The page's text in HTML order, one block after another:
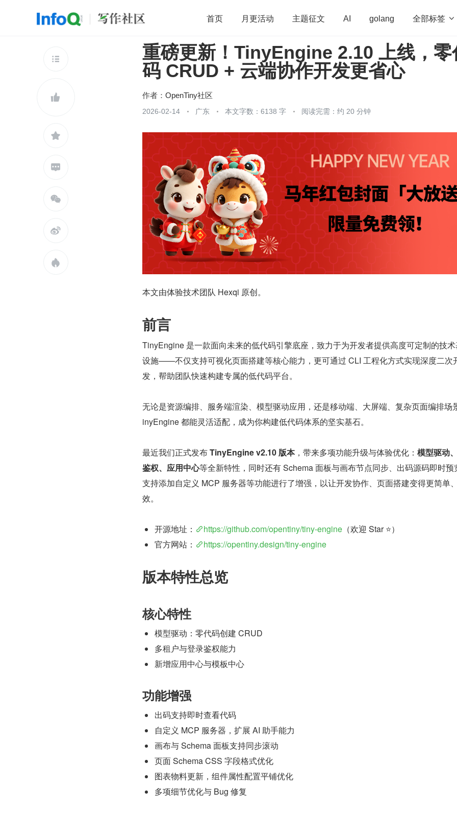
首页 月更活动 主题征文 AI golang 全部标签 
开源 架构 OpenHarmony 算法 学习方法 Web3.0 高
团队管理 程序员 运维 深度思考 低代码
查看更多







重磅更新！TinyEngine 2.10 上线，零
码 CRUD + 云端协作开发更省心
作者： OpenTiny社区
2026-02-14 广东 本文字数：6138 字 阅读完需：约 20 分钟
本文由体验技术团队 Hexqi 原创。
前言
TinyEngine 是一款面向未来的低代码引擎底座，致力于为开发者提供高度可定制的技
设施——不仅支持可视化页面搭建等核心能力，更可通过 CLI 工程化方式实现深度二次
发，帮助团队快速构建专属的低代码平台。
无论是资源编排、服务端渲染、模型驱动应用，还是移动端、大屏端、复杂页面编排场
inyEngine 都能灵活适配，成为你构建低代码体系的坚实基石。
最近我们正式发布 TinyEngine v2.10 版本，带来多项功能升级与体验优化： 模型驱动
鉴权、应用中心等全新特性，同时还有 Schema 面板与画布节点同步、出码源码即时预
支持添加自定义 MCP 服务器等功能进行了增强，以让开发协作、页面搭建变得更简单
效。
开源地址： https://github.com/opentiny/tiny-engine （欢迎 Star ⭐）
官方网站：
https://opentiny.design/tiny-engine
版本特性总览
核心特性
模型驱动：零代码创建 CRUD
多租户与登录鉴权能力
新增应用中心与模板中心
功能增强
出码支持即时查看代码
自定义 MCP 服务器，扩展 AI 助手能力
画布与 Schema 面板支持同步滚动
页面 Schema CSS 字段格式优化
图表物料更新，组件属性配置平铺优化
多项细节优化与 Bug 修复